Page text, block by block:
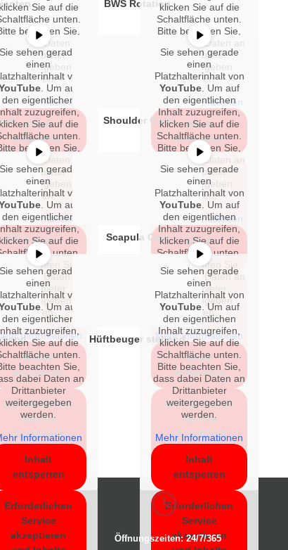
Sie auf die
unten.
beachten Sie,
dabei Daten an
Drittanbieter
weitergegeben
werden.
Mehr Informationen
Inhalt
entsperren
Erforderlichen
Service
akzeptieren
und Inhalte
entsperren
klicken Sie auf die
Schaltfläche unten.
Bitte beachten Sie,
dass dabei Daten an
Drittanbieter
weitergegeben
werden.
Mehr Informationen
Inhalt
entsperren
Erforderlichen
Service
akzeptieren
und Inhalte
entsperren
BWS Rotation
Sie sehen gerade
einen
von
. Um auf
den eigentlichen
zuzugreifen,
Sie auf die
unten.
beachten Sie,
dabei Daten an
Drittanbieter
weitergegeben
werden.
Mehr Informationen
Inhalt
entsperren
Erforderlichen
Service
akzeptieren
und Inhalte
entsperren
Sie sehen gerade
einen
Platzhalterinhalt von
YouTube. Um auf
den eigentlichen
Inhalt zuzugreifen,
klicken Sie auf die
Schaltfläche unten.
Bitte beachten Sie,
dass dabei Daten an
Drittanbieter
weitergegeben
werden.
Mehr Informationen
Inhalt
entsperren
Erforderlichen
Service
akzeptieren
und Inhalte
entsperren
Shoulder Cars
Sie sehen gerade
einen
von
. Um auf
den eigentlichen
zuzugreifen,
klicken Sie auf die
unten.
Bitte beachten Sie,
dabei Daten an
Drittanbieter
weitergegeben
werden.
Informationen
Inhalt
entsperren
Erforderlichen
Service
akzeptieren
entsperren
Sie sehen gerade
einen
Platzhalterinhalt von
YouTube. Um auf
den eigentlichen
Inhalt zuzugreifen,
klicken Sie auf die
Schaltfläche unten.
Bitte beachten Sie,
dass dabei Daten an
Drittanbieter
weitergegeben
werden.
Mehr Informationen
Inhalt
entsperren
Erforderlichen
Service
akzeptieren
entsperren
Scapula Cars
Sie sehen gerade
einen
von
. Um auf
den eigentlichen
zuzugreifen,
Sie auf die
unten.
beachten Sie,
dabei Daten an
Drittanbieter
weitergegeben
werden.
Informationen
Inhalt
entsperren
Erforderlichen
Service
akzeptieren
Sie sehen gerade
einen
Platzhalterinhalt von
YouTube. Um auf
den eigentlichen
Inhalt zuzugreifen,
klicken Sie auf die
Schaltfläche unten.
Bitte beachten Sie,
dass dabei Daten an
Drittanbieter
weitergegeben
werden.
Mehr Informationen
Inhalt
entsperren
Erforderlichen
Service
akzeptieren
Hüftbeuger stehend
Öffnungszeiten: 24/7/365